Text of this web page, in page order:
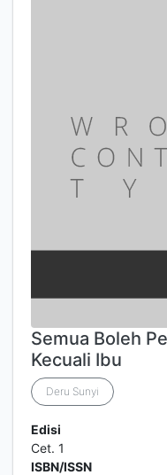
Semua Boleh
Kecuali Ibu
Deru Sunyi
Edisi
Cet. 1
ISBN/ISSN